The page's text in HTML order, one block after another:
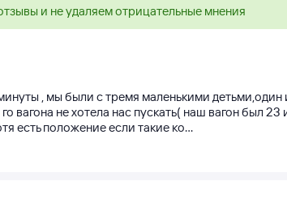
и не удаляем отрицательные мнения
, мы были с тремя маленькими
вагона не хотела нас пускать( наш вагон был
есть положение если такие ко...